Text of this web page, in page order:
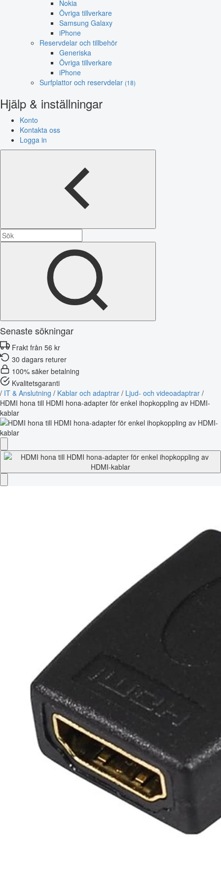
Nokia
Övriga tillverkare
Samsung Galaxy
iPhone
Reservdelar och tillbehör
Generiska
Övriga tillverkare
iPhone
Surfplattor och reservdelar (18)
Hjälp & inställningar
Konto
Kontakta oss
Logga in
Senaste sökningar
Frakt från 56 kr
30 dagars returer
100% säker betalning
Kvalitetsgaranti
/ IT & Anslutning / Kablar och adaptrar / Ljud- och videoadaptrar /
HDMI hona till HDMI hona-adapter för enkel ihopkoppling av HDMI-
kablar